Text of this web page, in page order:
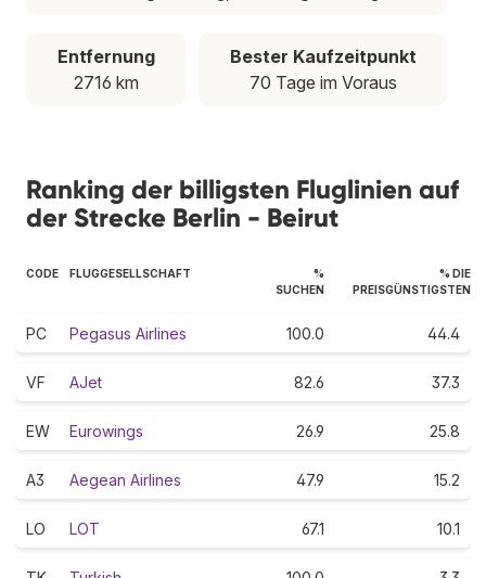
Entfernung
2716 km
Bester Kaufzeitpunkt
70 Tage im Voraus
Ranking der billigsten Fluglinien auf
der Strecke Berlin - Beirut
CODE FLUGGESELLSCHAFT
%
SUCHEN
% DIE
PREISGÜNSTIGSTEN
PC Pegasus Airlines 100.0 44.4
VF AJet 82.6 37.3
EW Eurowings 26.9 25.8
A3 Aegean Airlines 47.9 15.2
LO LOT 67.1 10.1